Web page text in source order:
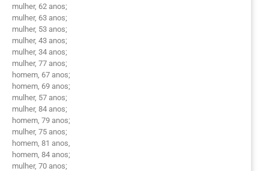
mulher, 62 anos;
mulher, 63 anos;
mulher, 53 anos;
mulher, 43 anos;
mulher, 34 anos;
mulher, 77 anos;
homem, 67 anos;
homem, 69 anos;
mulher, 57 anos;
mulher, 84 anos;
homem, 79 anos;
mulher, 75 anos;
homem, 81 anos,
homem, 84 anos;
mulher, 70 anos;